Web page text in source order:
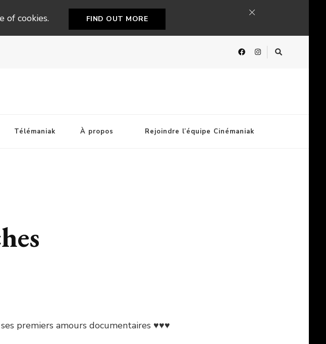
of cookies. FIND OUT MORE
Télémaniak À propos Rejoindre l’équipe Cinémaniak
premiers amours documentaires ♥♥♥